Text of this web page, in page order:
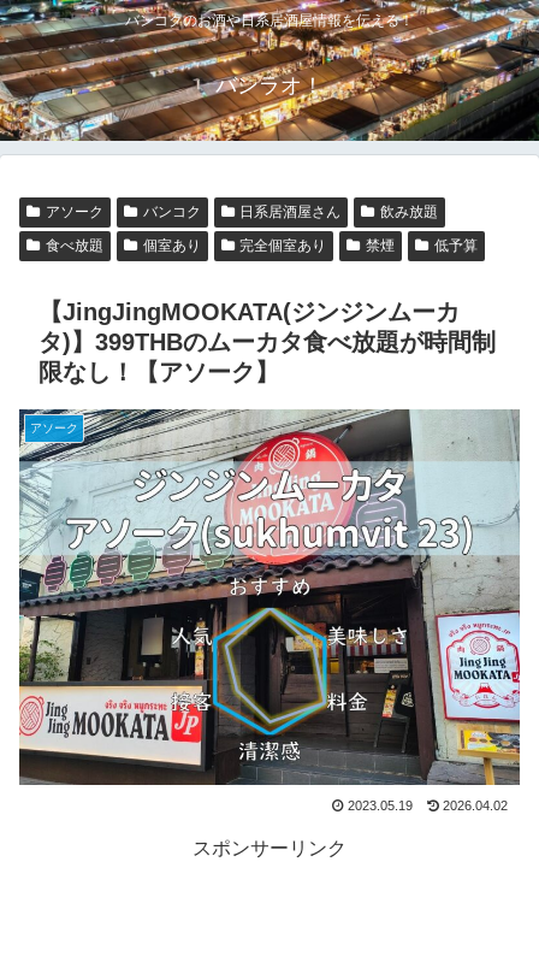
バンコクのお酒や日系居酒屋情報を伝える！
バンラオ！
アソーク バンコク 日系居酒屋さん
飲み放題
食べ放題
個室あり 完全個室あり 禁煙 低予算
【JingJingMOOKATA(ジンジンムーカ
タ)】399THBのムーカタ食べ放題が時間制
限なし！【アソーク】
アソーク
2023.05.19 2026.04.02
スポンサーリンク